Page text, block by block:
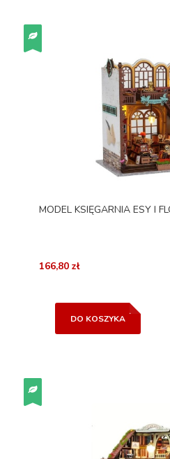
MODEL KSIĘGARNIA ESY I
166,80 zł
DO KOSZYKA